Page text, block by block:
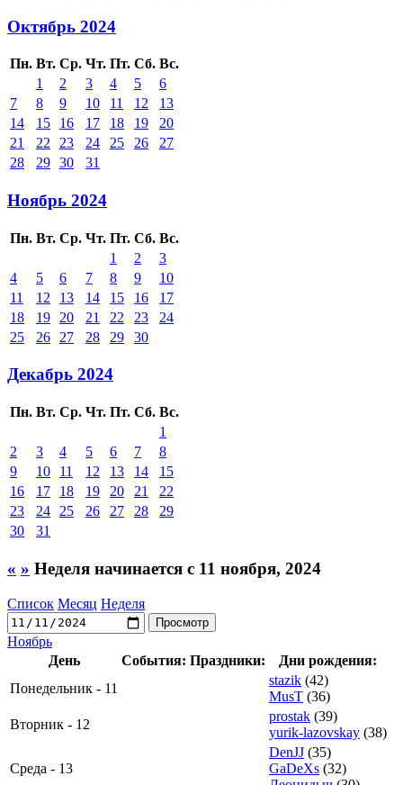
Октябрь 2024
Пн. Вт. Ср. Чт. Пт. Сб. Вс.
1
2 3 4 5
6
7
8 9 10 11 12
13
14
15 16 17 18 19
20
21
22 23 24 25 26
27
28
29 30 31
Ноябрь 2024
Пн. Вт. Ср. Чт. Пт. Сб. Вс.
1
2
3
4
5 6 7 8 9
10
11
12 13 14 15 16
17
18
19 20 21 22 23
24
25
26 27 28 29 30
Декабрь 2024
Пн. Вт. Ср. Чт. Пт. Сб. Вс.
1
2
3 4 5 6 7
8
9
10 11 12 13 14
15
16
17 18 19 20 21
22
23
24 25 26 27 28
29
30
31
« » Неделя начинается с 11 ноября, 2024
Список Месяц Неделя
Ноябрь
День
События: Праздники:
Дни рождения:
Понедельник - 11
stazik (42)
MusT (36)
Вторник - 12
prostak (39)
yurik-lazovskay (38)
Среда - 13
DenJJ (35)
GaDeXs (32)